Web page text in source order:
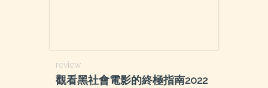
review
觀看黑社會電影的終極指南2022